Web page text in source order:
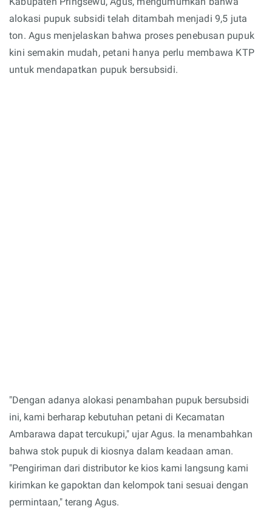
alokasi pupuk subsidi telah ditambah menjadi 9,5 juta
ton. Agus menjelaskan bahwa proses penebusan pupuk
kini semakin mudah, petani hanya perlu membawa KTP
untuk mendapatkan pupuk bersubsidi.
"Dengan adanya alokasi penambahan pupuk bersubsidi
ini, kami berharap kebutuhan petani di Kecamatan
Ambarawa dapat tercukupi," ujar Agus. Ia menambahkan
bahwa stok pupuk di kiosnya dalam keadaan aman.
"Pengiriman dari distributor ke kios kami langsung kami
kirimkan ke gapoktan dan kelompok tani sesuai dengan
permintaan," terang Agus.